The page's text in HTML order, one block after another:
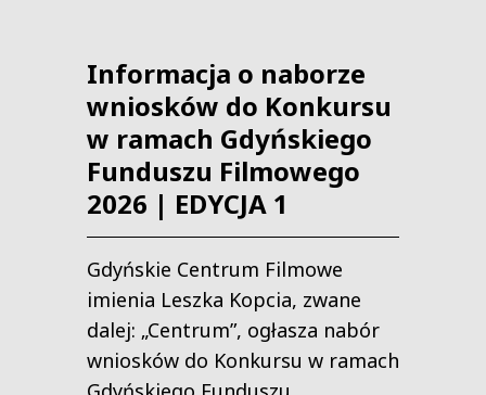
Informacja o naborze
wniosków do Konkursu
w ramach Gdyńskiego
Funduszu Filmowego
2026 | EDYCJA 1
Gdyńskie Centrum Filmowe
imienia Leszka Kopcia, zwane
dalej: „Centrum”, ogłasza nabór
wniosków do Konkursu w ramach